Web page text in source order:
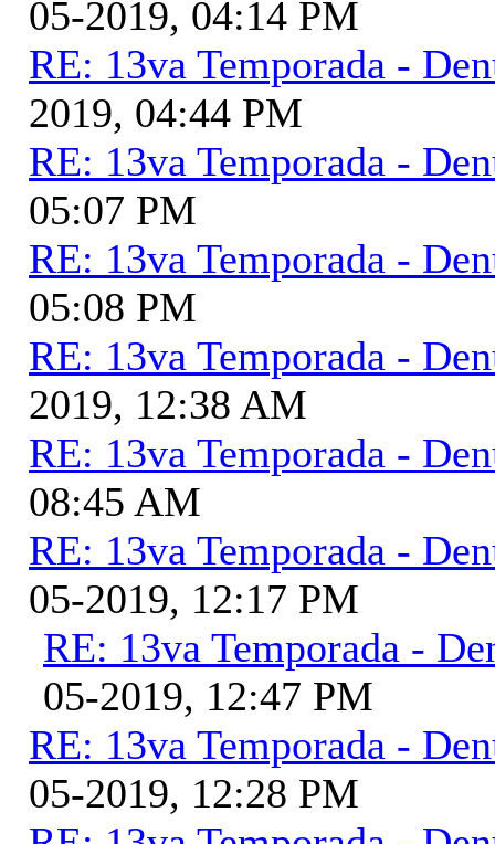
05-2019, 04:14 PM
RE: 13va Temporada -
2019, 04:44 PM
RE: 13va Temporada -
05:07 PM
RE: 13va Temporada -
05:08 PM
RE: 13va Temporada -
2019, 12:38 AM
RE: 13va Temporada -
08:45 AM
RE: 13va Temporada -
05-2019, 12:17 PM
RE: 13va Temporada -
05-2019, 12:47 PM
RE: 13va Temporada -
05-2019, 12:28 PM